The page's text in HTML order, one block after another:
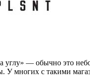
углу» — обычно это
У многих с такими